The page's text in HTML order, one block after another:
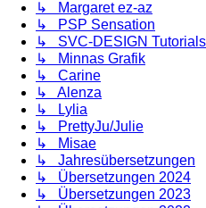
↳ Margaret ez-az
↳ PSP Sensation
↳ SVC-DESIGN
↳ Minnas Grafik
↳ Carine
↳ Alenza
↳ Lylia
↳ PrettyJu/Julie
↳ Misae
↳ Jahresübersetzungen
↳ Übersetzungen 2024
↳ Übersetzungen 2023